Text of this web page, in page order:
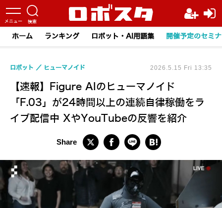
ホーム ランキング ロボット・AI用語集 開催予定のセミ
【速報】Figure AIのヒューマノイド
「F.03」が24時間以上の連続自律稼働をラ
イブ配信中 XやYouTubeの反響を紹介
ロボット ヒューマノイド 2026.5.15 Fri 13:35